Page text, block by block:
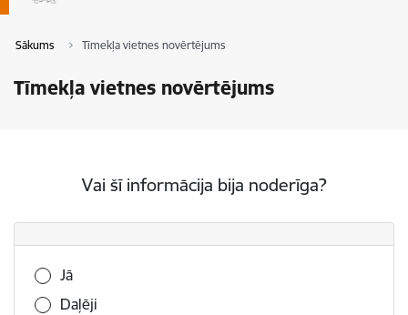
Sākums Tīmekļa vietnes novērtējums
Tīmekļa vietnes novērtējums
Vai šī informācija bija noderīga?
Vai šī informācija bija noderīga?
Jā
Daļēji